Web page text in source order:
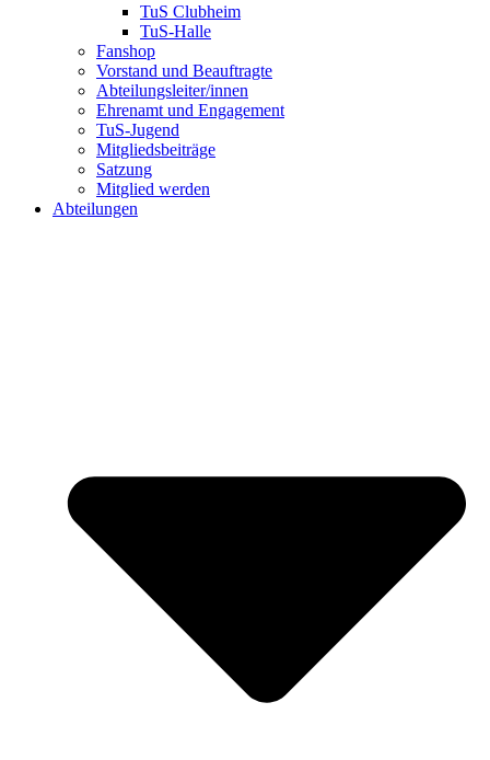
TuS Clubheim
TuS-Halle
Fanshop
Vorstand und Beauftragte
Abteilungsleiter/innen
Ehrenamt und Engagement
TuS-Jugend
Mitgliedsbeiträge
Satzung
Mitglied werden
Abteilungen